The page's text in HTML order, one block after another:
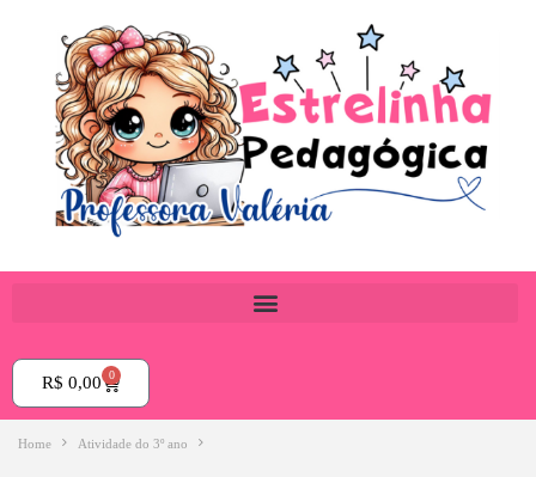
R$ 0,00 0
Home Atividade do 3º ano